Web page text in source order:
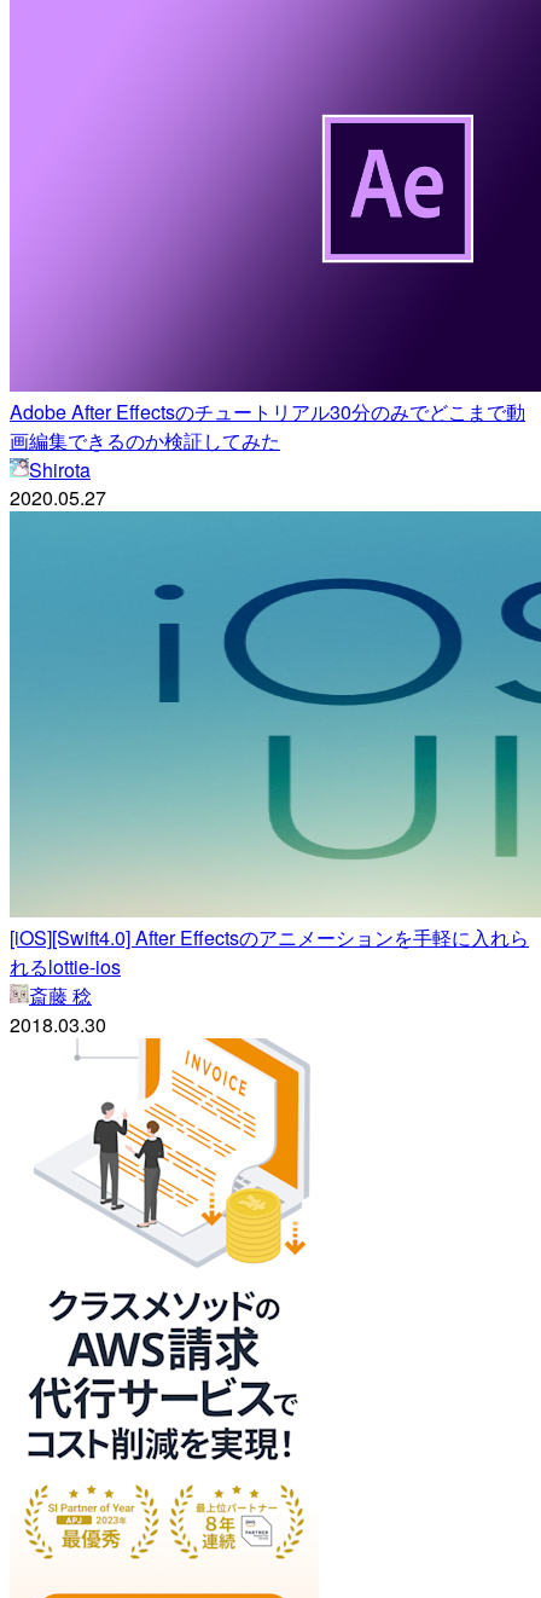
Adobe After Effectsのチュートリアル30分のみでどこまで動
画編集できるのか検証してみた
Shirota
2020.05.27
[iOS][Swift4.0] After Effectsのアニメーションを手軽に入れら
れるlottie-ios
斎藤 稔
2018.03.30